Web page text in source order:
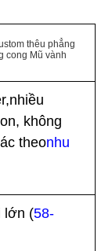
thêu phẳng
cong Mũ vành
nhiều
không
theonhu
lớn (58-